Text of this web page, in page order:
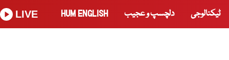
ٹیکنالوجی دلچسپ و عجیب HUM ENGLISH
LIVE